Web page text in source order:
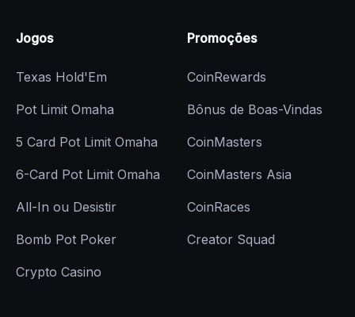
Jogos
Texas Hold'Em
Pot Limit Omaha
5 Card Pot Limit Omaha
6-Card Pot Limit Omaha
All-In ou Desistir
Bomb Pot Poker
Crypto Casino
Promoções
CoinRewards
Bônus de Boas-Vindas
CoinMasters
CoinMasters Asia
CoinRaces
Creator Squad